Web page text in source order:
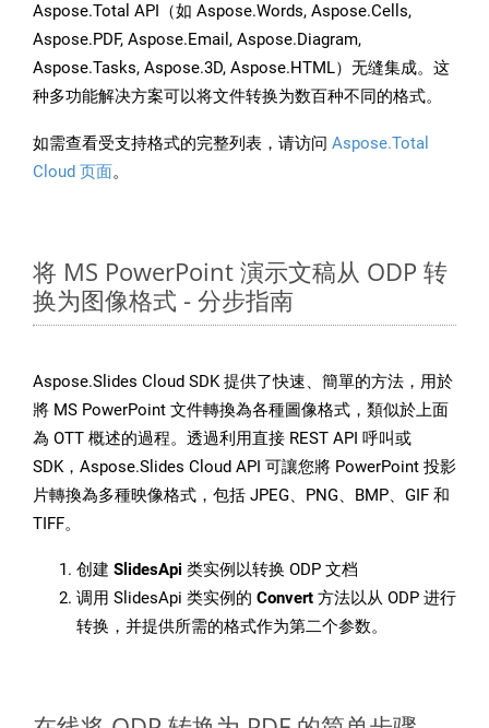
Aspose.Total API（如 Aspose.Words, Aspose.Cells,
Aspose.PDF, Aspose.Email, Aspose.Diagram,
Aspose.Tasks, Aspose.3D, Aspose.HTML）无缝集成。这
种多功能解决方案可以将文件转换为数百种不同的格式。
如需查看受支持格式的完整列表，请访问 Aspose.Total
Cloud 页面。
将 MS PowerPoint 演示文稿从 ODP 转
换为图像格式 - 分步指南
Aspose.Slides Cloud SDK 提供了快速、簡單的方法，用於
將 MS PowerPoint 文件轉換為各種圖像格式，類似於上面
為 OTT 概述的過程。透過利用直接 REST API 呼叫或
SDK，Aspose.Slides Cloud API 可讓您將 PowerPoint 投影
片轉換為多種映像格式，包括 JPEG、PNG、BMP、GIF 和
TIFF。
创建 SlidesApi 类实例以转换 ODP 文档
调用 SlidesApi 类实例的 Convert 方法以从 ODP 进行
转换，并提供所需的格式作为第二个参数。